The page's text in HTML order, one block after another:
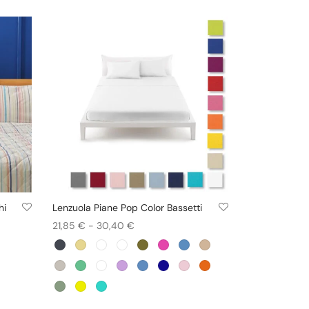
+ COLORI
Lenzuola Piane Pop Color Bassetti
21,85 € - 30,40 €
di
prezzo:
ScegliQuesto
prodotto
ha
più